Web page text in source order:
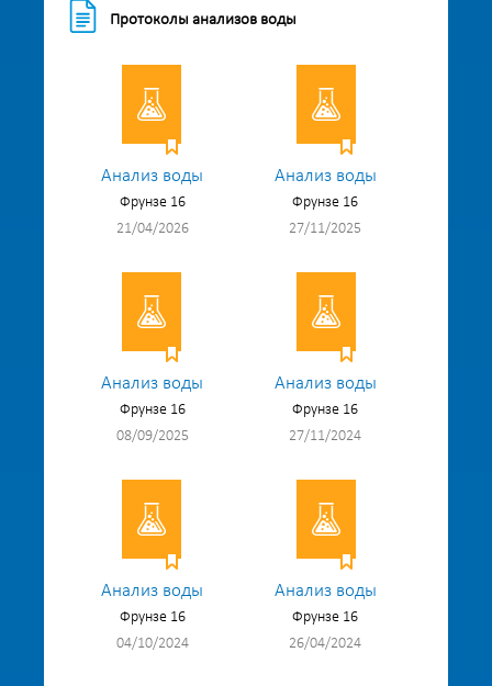
Протоколы анализов воды
Анализ воды
Фрунзе 16
21/04/2026
Анализ воды
Фрунзе 16
27/11/2025
Анализ воды
Фрунзе 16
08/09/2025
Анализ воды
Фрунзе 16
27/11/2024
Анализ воды
Фрунзе 16
04/10/2024
Анализ воды
Фрунзе 16
26/04/2024